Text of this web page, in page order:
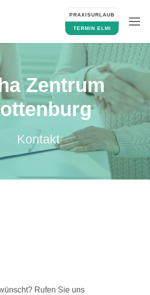
PRAXISURLAUB
TERMIN ELMI
Zentrum
Kontakt
Rufen Sie uns